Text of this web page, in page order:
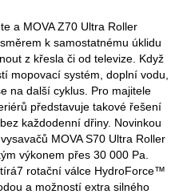
a MOVA Z70 Ultra Roller
k samostatnému úklidu
z křesla či od televize. Když
mopovací systém, doplní vodu,
na další cyklus. Pro majitele
představuje takové řešení
každodenní dřiny. Novinkou
MOVA S70 Ultra Roller
výkonem přes 30 000 Pa.
rotační válce HydroForce™
a možností extra silného